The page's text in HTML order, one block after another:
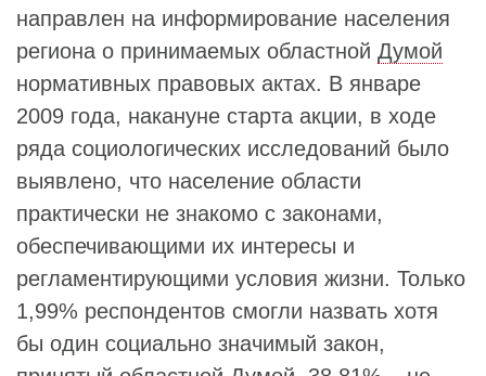
направлен на информирование населения
региона о принимаемых областной Думой
нормативных правовых актах. В январе
2009 года, накануне старта акции, в ходе
ряда социологических исследований было
выявлено, что население области
практически не знакомо с законами,
обеспечивающими их интересы и
регламентирующими условия жизни. Только
1,99% респондентов смогли назвать хотя
бы один социально значимый закон,